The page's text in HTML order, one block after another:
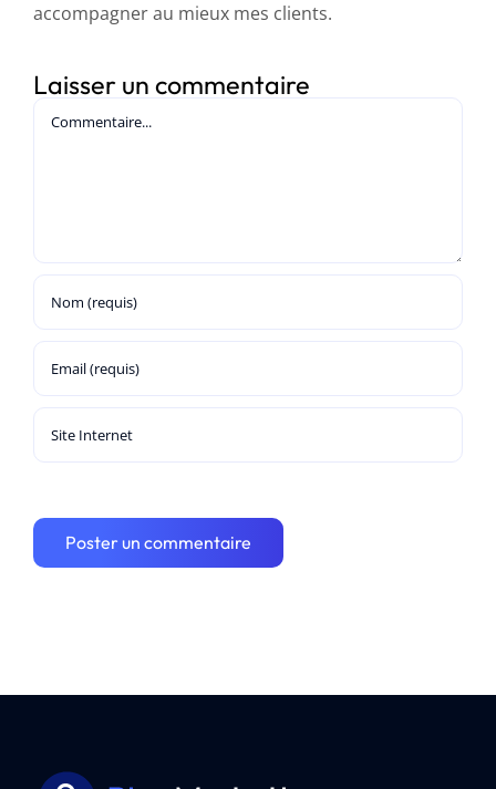
accompagner au mieux mes clients.
Laisser un commentaire